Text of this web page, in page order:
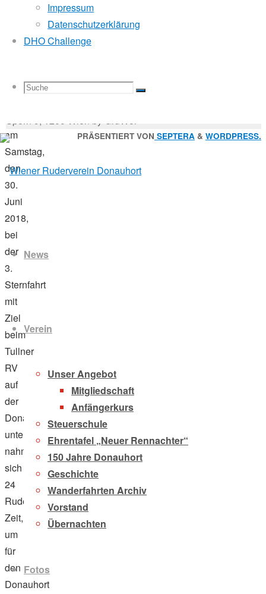
Impressum
Datenschutzerklärung
DHO Challenge
Suche
Suchen
nach:
Suche
Zum
Inhalt
springenNews
Verein
Unser Angebot
Mitgliedschaft
Anfängerkurs
Steuerschule
Ehrentafel „Neuer Rennachter“
150 Jahre Donauhort
Geschichte
Wanderfahrten Archiv
Vorstand
Übernachten
Fotos
2018
194
am
Samstag,
den
30.
Juni
2018,
bei
der
3.
Sternfahrt
mit
Ziel
beim
Tullner
RV
auf
der
Donau
unterwegs. Davon
nahmen
sich
24
RuderInnen
Zeit,
um
für
den
Donauhort
Sternfahrten Archiv
Ruderlinks-
Impressum-
nach:
Sporn 9, 1200 Wien by GruWol
PRÄSENTIERT VON SEPTERA & WORDPRESS.
Zurück
nach
oben